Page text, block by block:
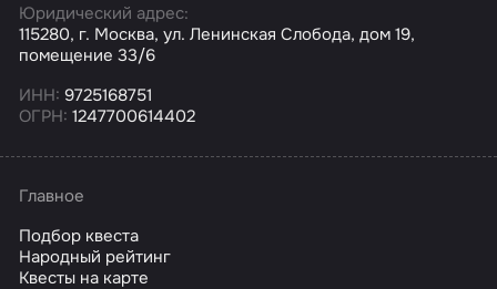
Юридический адрес:
115280, г. Москва, ул. Ленинская Слобода, дом 19,
помещение 33/6
ИНН: 9725168751
ОГРН: 1247700614402
Главное
Подбор квеста
Народный рейтинг
Квесты на карте